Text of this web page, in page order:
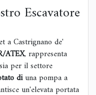
Escavatore
a Castrignano de'
ATEX, rappresenta
per il settore
diuna pompa a
un'elevata portata